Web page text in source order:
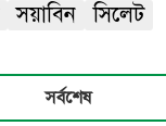
সয়াবিন সিলেট
সর্বশেষ